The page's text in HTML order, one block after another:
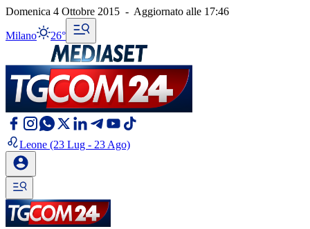
Domenica 4 Ottobre 2015 - Aggiornato alle 17:46
Milano 26°
Leone (23 Lug - 23 Ago)